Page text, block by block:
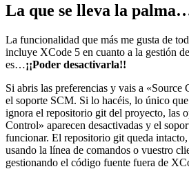
La que se lleva la
La funcionalidad que más me gusta de
incluye XCode 5 en cuanto a la gestión
es…¡¡Poder desactivarla!!
Si abris las preferencias y vais a «Source
el soporte SCM. Si lo hacéis, lo único
ignora el repositorio git del proyecto, las
Control» aparecen desactivadas y el
funcionar. El repositorio git queda
usando la línea de comandos o vuestro
gestionando el código fuente fuera de